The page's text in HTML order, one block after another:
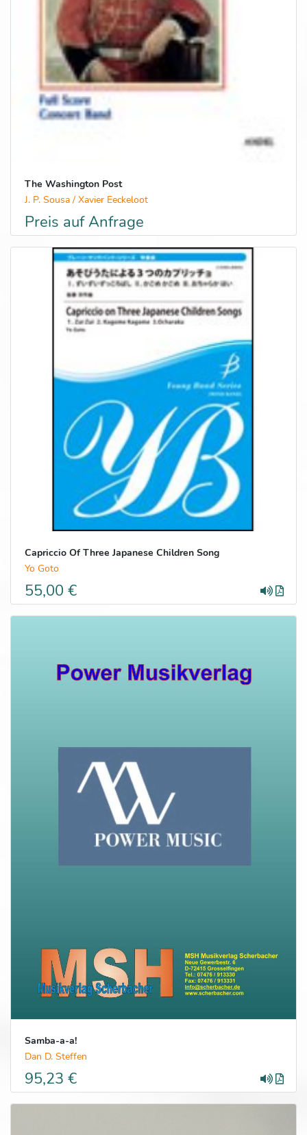
The Washington Post
J. P. Sousa / Xavier Eeckeloot
Preis auf Anfrage
Capriccio Of Three Japanese Children Song
Yo Goto
55,00 €
Samba-a-a!
Dan D. Steffen
95,23 €